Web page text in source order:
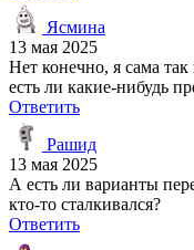
Ясмина
13 мая 2025
Нет конечно, я сама
есть ли какие-нибудь
Ответить
Рашид
13 мая 2025
А есть ли варианты
кто-то сталкивался?
Ответить